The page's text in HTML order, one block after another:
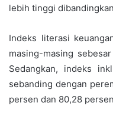
lebih tinggi
Indeks literasi
masing-masing
Sedangkan, indeks
sebanding dengan
persen dan 80,28